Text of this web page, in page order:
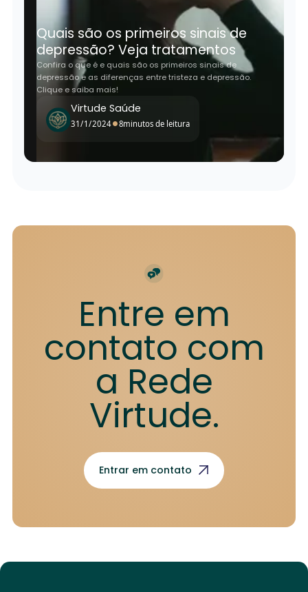
Quais são os primeiros sinais de
depressão? Veja tratamentos
Confira o que é e quais são os primeiros sinais de
depressão e as diferenças entre tristeza e depressão.
Clique e saiba mais!
Virtude Saúde
31/1/2024•8minutos de leitura
Entre em
contato com
a Rede
Virtude.
Entrar em contato